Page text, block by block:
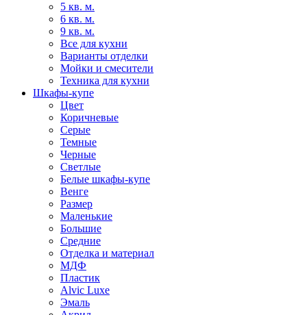
5 кв. м.
6 кв. м.
9 кв. м.
Все для кухни
Варианты отделки
Мойки и смесители
Техника для кухни
Шкафы-купе
Цвет
Коричневые
Серые
Темные
Черные
Светлые
Белые шкафы-купе
Венге
Размер
Маленькие
Большие
Средние
Отделка и материал
МДФ
Пластик
Alvic Luxe
Эмаль